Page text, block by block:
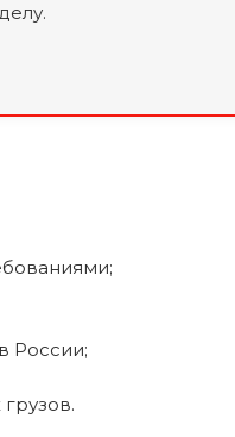
делу.
России;